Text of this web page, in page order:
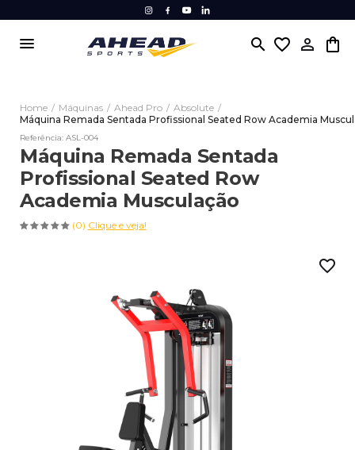
menu search favorite_border
Home / Máquinas / Ahead Pro / Absolute /
Máquina Remada Sentada Profissional Seated Row Academia
Máquina Remada Sentada
Profissional Seated Row
Academia Musculação
(0) Clique e veja!
Referência: ASL-004